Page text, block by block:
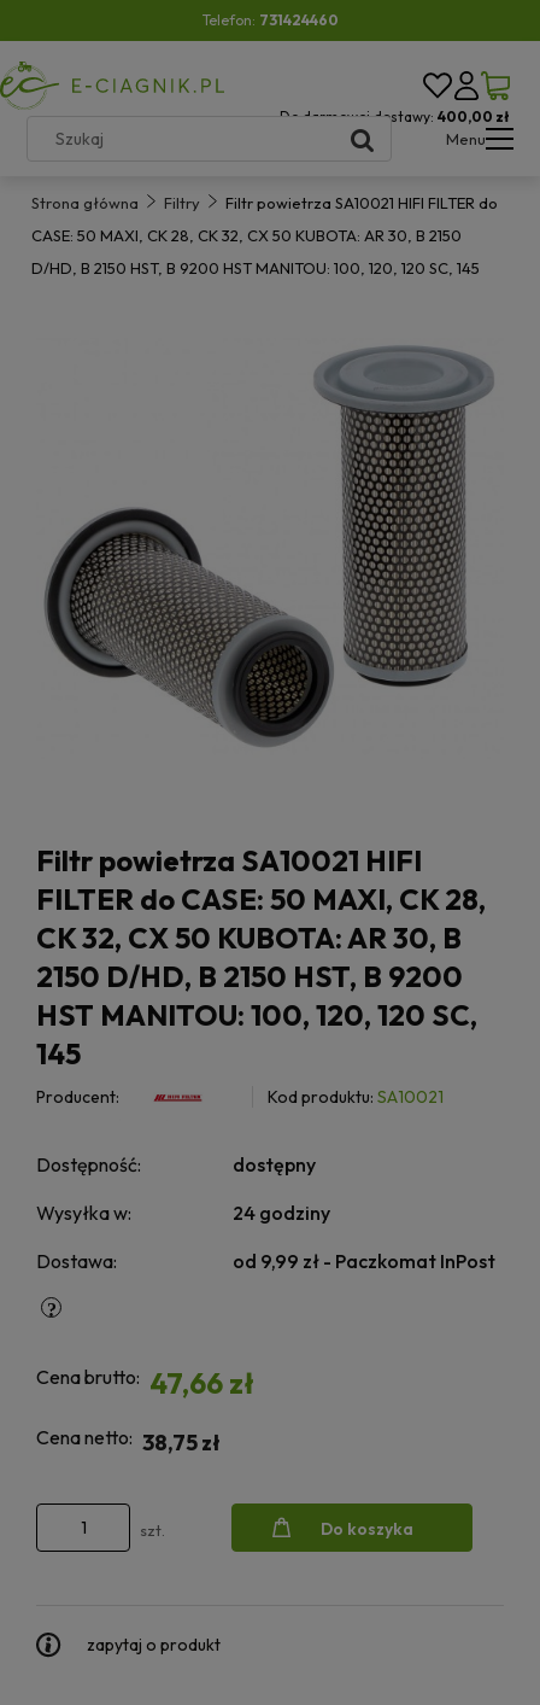
Telefon: 731424460
Do darmowej dostawy: 400,00 zł
Menu
Strona główna Filtry
Filtr powietrza SA10021 HIFI FILTER do
CASE: 50 MAXI, CK 28, CK 32, CX 50 KUBOTA: AR 30, B 2150
D/HD, B 2150 HST, B 9200 HST MANITOU: 100, 120, 120 SC, 145
Filtr powietrza SA10021 HIFI
FILTER do CASE: 50 MAXI, CK 28,
CK 32, CX 50 KUBOTA: AR 30, B
2150 D/HD, B 2150 HST, B 9200
HST MANITOU: 100, 120, 120 SC,
145
Producent: Kod produktu: SA10021
Dostępność:
dostępny
Wysyłka w:
24 godziny
Dostawa:
od 9,99 zł - Paczkomat InPost
Cena brutto: 47,66 zł
Cena netto: 38,75 zł
szt. Do koszyka
zapytaj o produkt